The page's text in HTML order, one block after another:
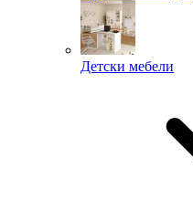
Детски мебели